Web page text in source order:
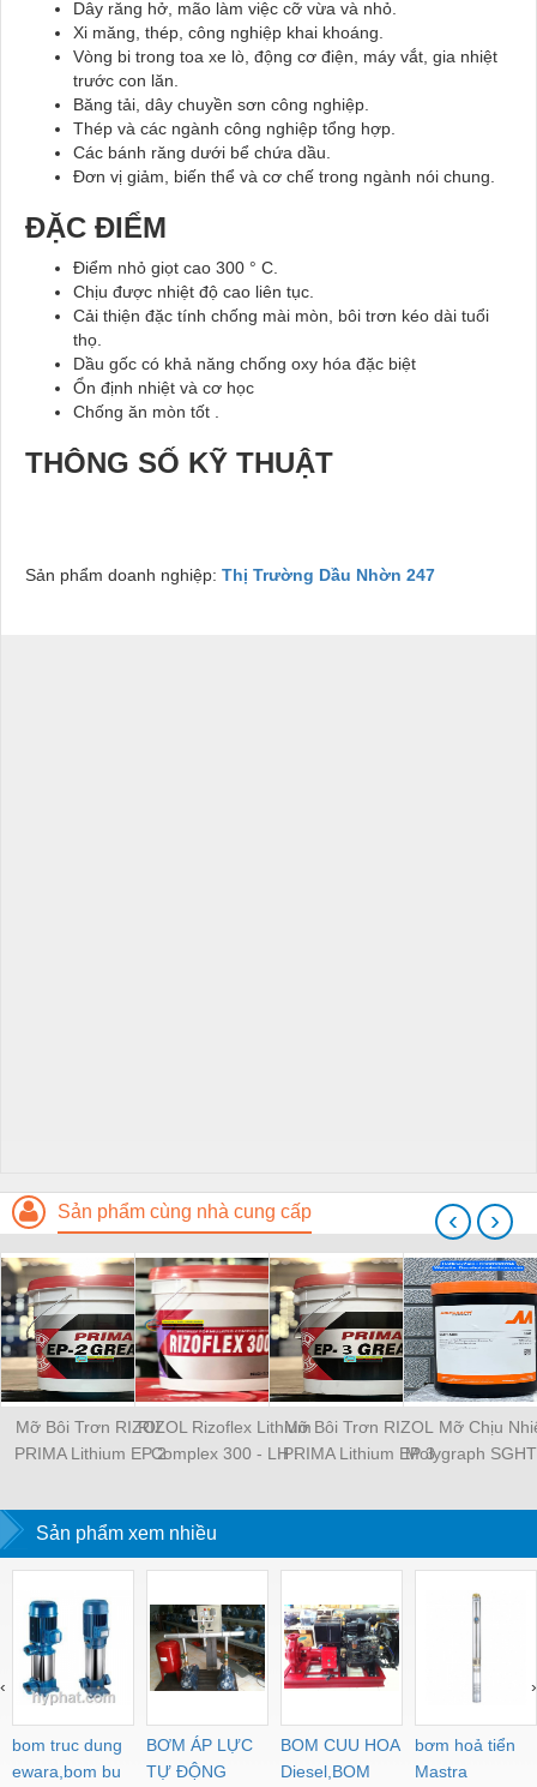
Dây răng hở, mão làm việc cỡ vừa và nhỏ.
Xi măng, thép, công nghiệp khai khoáng.
Vòng bi trong toa xe lò, động cơ điện, máy vắt, gia nhiệt
trước con lăn.
Băng tải, dây chuyền sơn công nghiệp.
Thép và các ngành công nghiệp tổng hợp.
Các bánh răng dưới bể chứa dầu.
Đơn vị giảm, biến thể và cơ chế trong ngành nói chung.
ĐẶC ĐIỂM
Điểm nhỏ giọt cao 300 ° C.
Chịu được nhiệt độ cao liên tục.
Cải thiện đặc tính chống mài mòn, bôi trơn kéo dài tuổi
thọ.
Dầu gốc có khả năng chống oxy hóa đặc biệt
Ổn định nhiệt và cơ học
Chống ăn mòn tốt .
THÔNG SỐ KỸ THUẬT
Sản phẩm doanh nghiệp: Thị Trường Dầu Nhờn 247
Sản phẩm cùng nhà cung cấp
Mỡ Bôi Trơn RIZOL
PRIMA Lithium EP 2
0388188284
RIZOL Rizoflex Lithium
Complex 300 - LH :
Mỡ Bôi Trơn RIZOL
PRIMA Lithium EP 3
0388188284
Mỡ Chịu
Molygraph
‹ ›
Sản phẩm xem nhiều
bom truc dung
ewara,bom bu
BƠM ÁP LỰC
TỰ ĐỘNG
BOM CUU HOA
Diesel,BOM
bơm hoả tiển
Mastra
‹ ›